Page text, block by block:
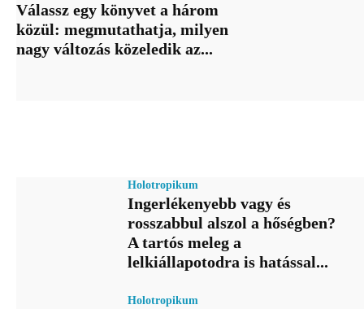
Válassz egy könyvet a három
közül: megmutathatja, milyen
nagy változás közeledik az...
Holotropikum
Ingerlékenyebb vagy és
rosszabbul alszol a hőségben?
A tartós meleg a
lelkiállapotodra is hatással...
Holotropikum